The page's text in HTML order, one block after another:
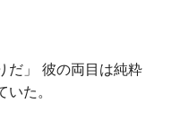
だ」 彼の両目は純粋
た。